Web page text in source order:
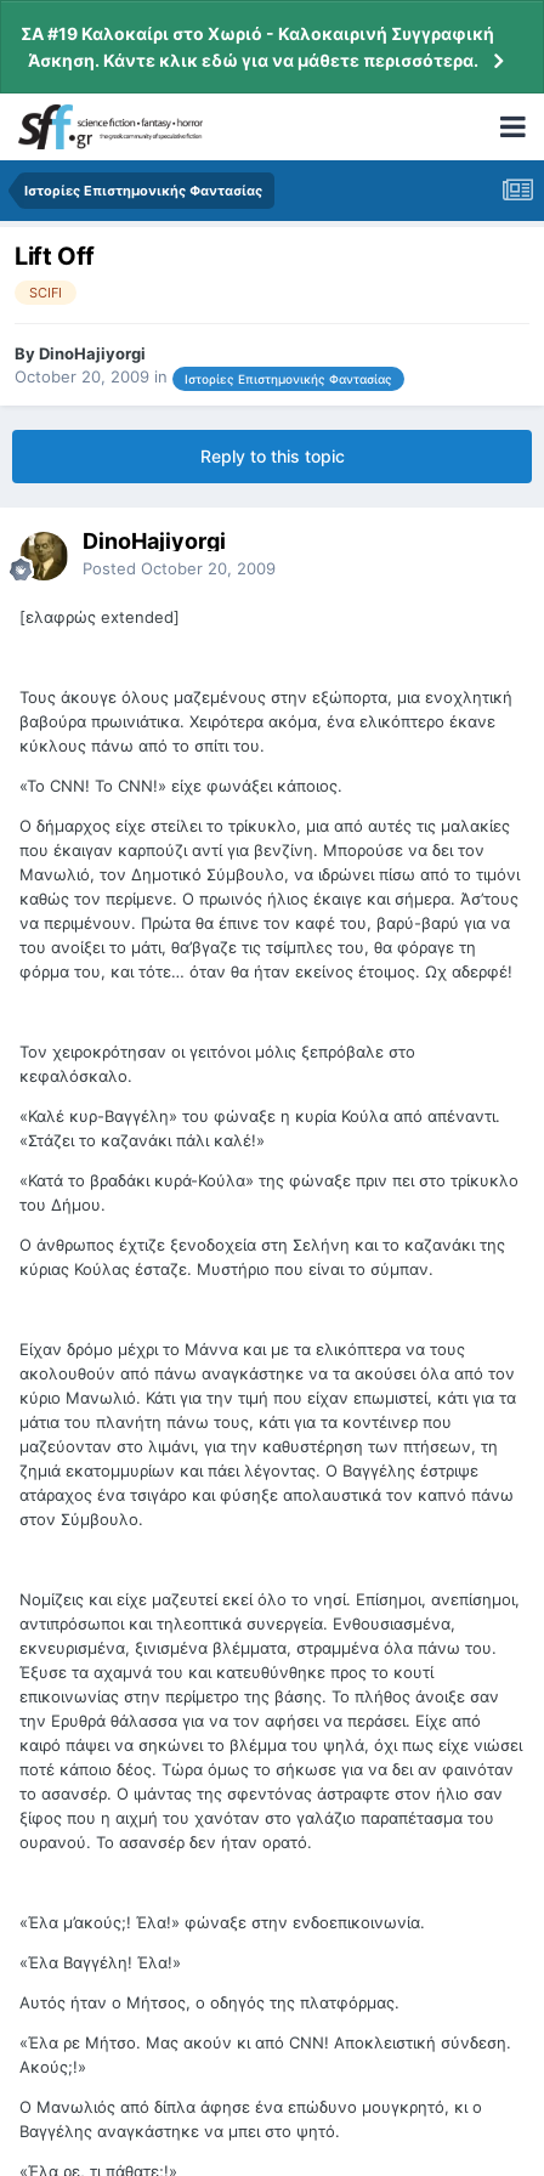
ΣΑ #19 Καλοκαίρι στο Χωριό - Καλοκαιρινή Συγγραφική
Άσκηση. Κάντε κλικ εδώ για να μάθετε περισσότερα.
Ιστορίες Επιστημονικής Φαντασίας
Lift Off
SCIFI
ByDinoHajiyorgi
October 20, 2009 in Ιστορίες Επιστημονικής Φαντασίας
Reply to this topic
DinoHajiyorgi
Posted October 20, 2009
[ελαφρώς extended]
Τους άκουγε όλους μαζεμένους στην εξώπορτα, μια ενοχλητική
βαβούρα πρωινιάτικα. Χειρότερα ακόμα, ένα ελικόπτερο έκανε
κύκλους πάνω από το σπίτι του.
«Το CNN! Το CNN!» είχε φωνάξει κάποιος.
Ο δήμαρχος είχε στείλει το τρίκυκλο, μια από αυτές τις μαλακίες
που έκαιγαν καρπούζι αντί για βενζίνη. Μπορούσε να δει τον
Μανωλιό, τον Δημοτικό Σύμβουλο, να ιδρώνει πίσω από το τιμόνι
καθώς τον περίμενε. Ο πρωινός ήλιος έκαιγε και σήμερα. Άσ’τους
να περιμένουν. Πρώτα θα έπινε τον καφέ του, βαρύ-βαρύ για να
του ανοίξει το μάτι, θα’βγαζε τις τσίμπλες του, θα φόραγε τη
φόρμα του, και τότε… όταν θα ήταν εκείνος έτοιμος. Ωχ αδερφέ!
Τον χειροκρότησαν οι γειτόνοι μόλις ξεπρόβαλε στο
κεφαλόσκαλο.
«Καλέ κυρ-Βαγγέλη» του φώναξε η κυρία Κούλα από απέναντι.
«Στάζει το καζανάκι πάλι καλέ!»
«Κατά το βραδάκι κυρά-Κούλα» της φώναξε πριν πει στο τρίκυκλο
του Δήμου.
Ο άνθρωπος έχτιζε ξενοδοχεία στη Σελήνη και το καζανάκι της
κύριας Κούλας έσταζε. Μυστήριο που είναι το σύμπαν.
Είχαν δρόμο μέχρι το Μάννα και με τα ελικόπτερα να τους
ακολουθούν από πάνω αναγκάστηκε να τα ακούσει όλα από τον
κύριο Μανωλιό. Κάτι για την τιμή που είχαν επωμιστεί, κάτι για τα
μάτια του πλανήτη πάνω τους, κάτι για τα κοντέινερ που
μαζεύονταν στο λιμάνι, για την καθυστέρηση των πτήσεων, τη
ζημιά εκατομμυρίων και πάει λέγοντας. Ο Βαγγέλης έστριψε
ατάραχος ένα τσιγάρο και φύσηξε απολαυστικά τον καπνό πάνω
στον Σύμβουλο.
Νομίζεις και είχε μαζευτεί εκεί όλο το νησί. Επίσημοι, ανεπίσημοι,
αντιπρόσωποι και τηλεοπτικά συνεργεία. Ενθουσιασμένα,
εκνευρισμένα, ξινισμένα βλέμματα, στραμμένα όλα πάνω του.
Έξυσε τα αχαμνά του και κατευθύνθηκε προς το κουτί
επικοινωνίας στην περίμετρο της βάσης. Το πλήθος άνοιξε σαν
την Ερυθρά θάλασσα για να τον αφήσει να περάσει. Είχε από
καιρό πάψει να σηκώνει το βλέμμα του ψηλά, όχι πως είχε νιώσει
ποτέ κάποιο δέος. Τώρα όμως το σήκωσε για να δει αν φαινόταν
το ασανσέρ. Ο ιμάντας της σφεντόνας άστραφτε στον ήλιο σαν
ξίφος που η αιχμή του χανόταν στο γαλάζιο παραπέτασμα του
ουρανού. Το ασανσέρ δεν ήταν ορατό.
«Έλα μ’ακούς;! Έλα!» φώναξε στην ενδοεπικοινωνία.
«Έλα Βαγγέλη! Έλα!»
Αυτός ήταν ο Μήτσος, ο οδηγός της πλατφόρμας.
«Έλα ρε Μήτσο. Μας ακούν κι από CNN! Αποκλειστική σύνδεση.
Ακούς;!»
Ο Μανωλιός από δίπλα άφησε ένα επώδυνο μουγκρητό, κι ο
Βαγγέλης αναγκάστηκε να μπει στο ψητό.
«Έλα ρε, τι πάθατε;!»